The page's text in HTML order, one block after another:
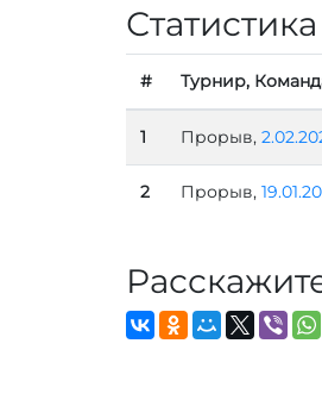
# Турнир,
1 Прорыв,
2 Прорыв,